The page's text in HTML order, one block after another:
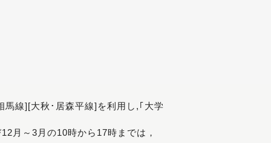
線][大秋･居森平線]を利用し,｢大学
月～3月の10時から17時までは，